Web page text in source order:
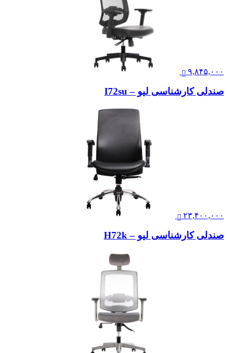
۹,۸۴۵,۰۰۰
صندلی کارشناسی لیو – I72su
۲۳,۴۰۰,۰۰۰
صندلی کارشناسی لیو – H72k